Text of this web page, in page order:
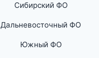
Сибирский ФО
Дальневосточный ФО
Южный ФО